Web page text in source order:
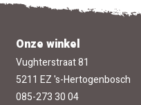
Onze winkel
Vughterstraat 81
5211 EZ 's-Hertogenbosch
085-273 30 04